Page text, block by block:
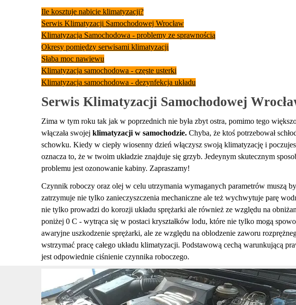
Ile kosztuje nabicie klimatyzacji?
Serwis Klimatyzacji Samochodowej Wrocław
Klimatyzacja Samochodowa - problemy ze sprawnością
Okresy pomiędzy serwisami klimatyzacji
Słaba moc nawiewu
Klimatyzacja samochodowa - częste usterki
Klimatyzacja samochodowa - dezynfekcja układu
Serwis Klimatyzacji Samochodowej
Zima w tym roku tak jak w poprzednich nie była zbyt ostra, pomimo tego
włączała swojej klimatyzacji w samochodzie. Chyba, że ktoś potrzebował
schowku. Kiedy w ciepły wiosenny dzień włączysz swoją klimatyzację i
oznacza to, że w twoim układzie znajduje się grzyb. Jedeynym skutecznym
problemu jest ozonowanie kabiny. Zapraszamy!
Czynnik roboczy oraz olej w celu utrzymania wymaganych parametrów muszą
zatrzymuje nie tylko zanieczyszczenia mechaniczne ale też wychwytuje parę
nie tylko prowadzi do korozji układu sprężarki ale również ze względu na
poniżej 0 C - wytrąca się w postaci kryształków lodu, które nie tylko mogą
awaryjne uszkodzenie sprężarki, ale ze względu na oblodzenie zaworu
wstrzymać pracę całego układu klimatyzacji. Podstawową cechą warunkującą
jest odpowiednie ciśnienie czynnika roboczego.